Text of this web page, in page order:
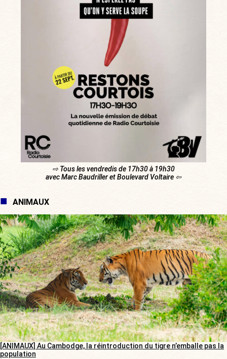
⇨ Tous les vendredis de 17h30 à 19h30
avec Marc Baudriller et Boulevard Voltaire ⇦
ANIMAUX
[ANIMAUX] Au Cambodge, la réintroduction du tigre n’emballe pas la
population